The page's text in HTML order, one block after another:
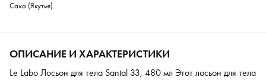
Саха (Якутия).
ОПИСАНИЕ И ХАРАКТЕРИСТИКИ
Le Labo Лосьон для тела Santal 33, 480 мл Этот лосьон для тела